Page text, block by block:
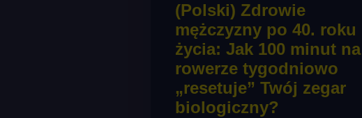
(Polski) Zdrowie
mężczyzny po 40. roku
życia: Jak 100 minut na
rowerze tygodniowo
„resetuje” Twój zegar
biologiczny?